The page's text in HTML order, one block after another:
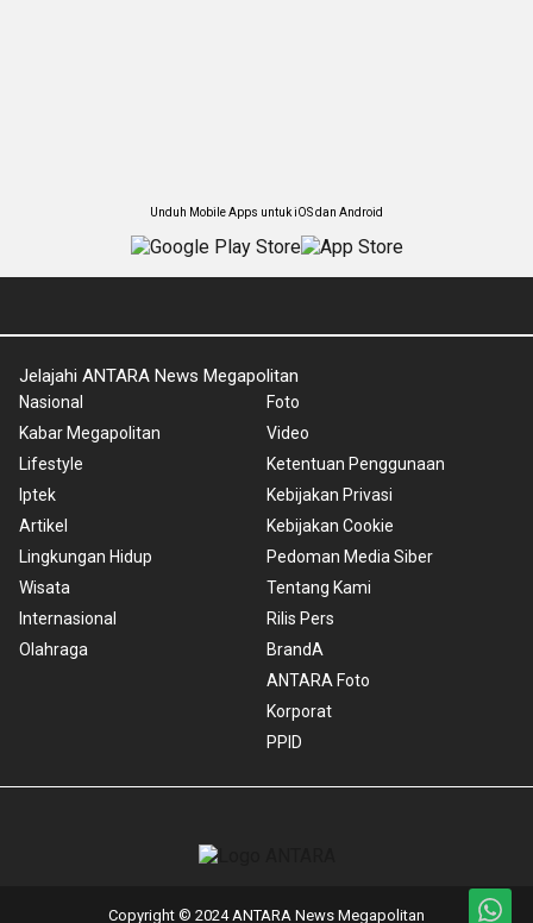
Unduh Mobile Apps untuk iOS dan Android
Jelajahi ANTARA News Megapolitan
Nasional
Kabar Megapolitan
Lifestyle
Iptek
Artikel
Lingkungan Hidup
Wisata
Internasional
Olahraga
Foto
Video
Ketentuan Penggunaan
Kebijakan Privasi
Kebijakan Cookie
Pedoman Media Siber
Tentang Kami
Rilis Pers
BrandA
ANTARA Foto
Korporat
PPID
Copyright © 2024 ANTARA News Megapolitan